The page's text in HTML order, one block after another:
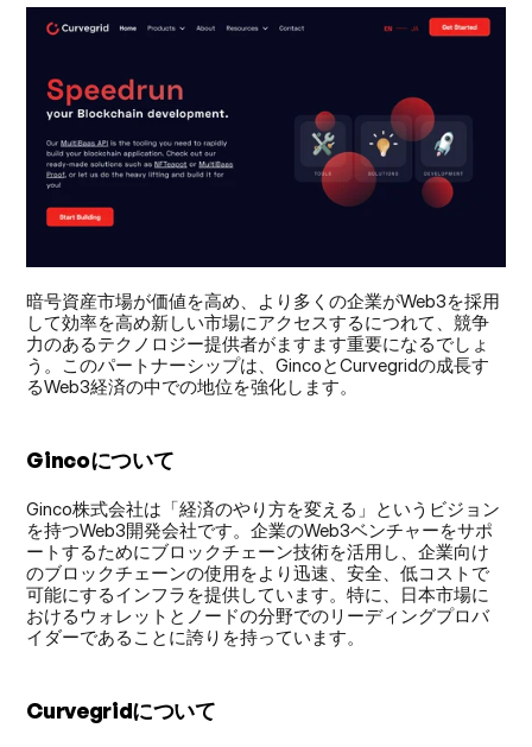
暗号資産市場が価値を高め、より多くの企業がWeb3を採用
して効率を高め新しい市場にアクセスするにつれて、競争
力のあるテクノロジー提供者がますます重要になるでしょ
う。このパートナーシップは、GincoとCurvegridの成長す
るWeb3経済の中での地位を強化します。
Gincoについて
Ginco株式会社は「経済のやり方を変える」というビジョン
を持つWeb3開発会社です。企業のWeb3ベンチャーをサポ
ートするためにブロックチェーン技術を活用し、企業向け
のブロックチェーンの使用をより迅速、安全、低コストで
可能にするインフラを提供しています。特に、日本市場に
おけるウォレットとノードの分野でのリーディングプロバ
イダーであることに誇りを持っています。
Curvegridについて